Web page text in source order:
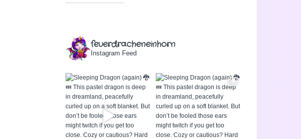
feuerdracheneinhorn
Instagram Feed